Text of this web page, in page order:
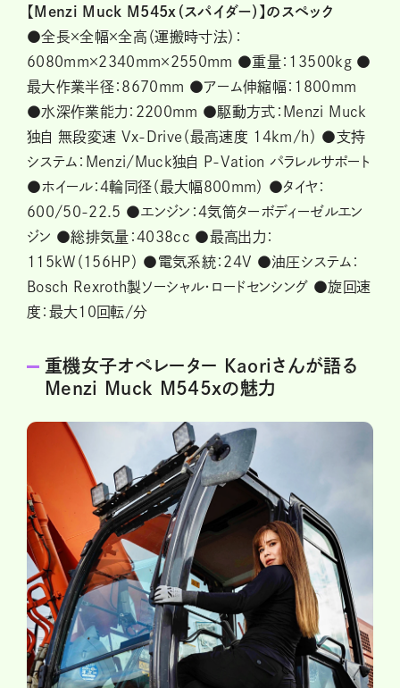
【Menzi Muck M545x（スパイダー）】のスペック
●全長×全幅×全高（運搬時寸法）：
6080mm×2340mm×2550mm ●重量：13500kg ●
最大作業半径：8670mm ●アーム伸縮幅：1800mm
●水深作業能力：2200mm ●駆動方式：Menzi Muck
独自 無段変速 Vx-Drive（最高速度 14km/h） ●支持
システム：Menzi/Muck独自 P-Vation パラレルサポート
●ホイール：4輪同径（最大幅800mm） ●タイヤ：
600/50-22.5 ●エンジン：4気筒ターボディーゼルエン
ジン ●総排気量：4038cc ●最高出力：
115kW（156HP） ●電気系統：24V ●油圧システム：
Bosch Rexroth製ソーシャル・ロードセンシング ●旋回速
度：最大10回転/分
重機女子オペレーター Kaoriさんが語る
Menzi Muck M545xの魅力